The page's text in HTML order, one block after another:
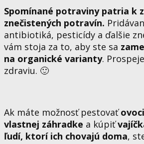
Spomínané potraviny patria k
znečistených potravín.
antibiotiká, pesticídy a ďalšie
vám stoja za to, aby ste sa
na organické varianty.
zdraviu. 🙂
Ak máte možnosť pestovať
vlastnej záhradke a kúpiť
ľudí, ktorí ich chovajú doma,